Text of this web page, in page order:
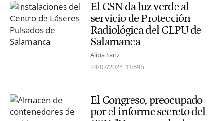
El CSN da luz verde al
servicio de Protección
Radiológica del CLPU de
Salamanca
Alicia Sanz
24/07/2024 11:59h
El Congreso, preocupado
por el informe secreto del